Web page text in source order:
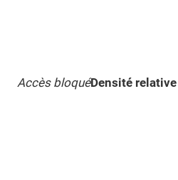
Accès bloquéDensité relative